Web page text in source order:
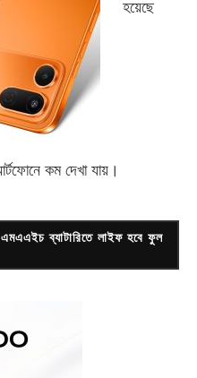
হয়েছে
কম দেখা যায়।
ব্যাটারিতে লাইফ হবে ফুল